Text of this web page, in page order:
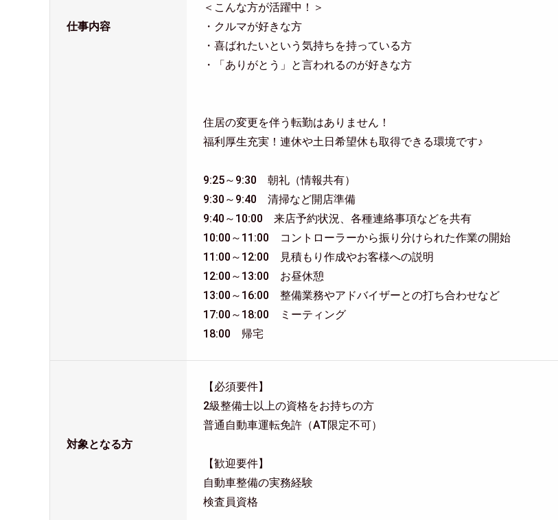
仕事内容
＜こんな方が活躍中！＞
・クルマが好きな方
・喜ばれたいという気持ちを持っている方
・「ありがとう」と言われるのが好きな方
住居の変更を伴う転勤はありません！
福利厚生充実！連休や土日希望休も取得できる環境です♪
9:25～9:30 朝礼（情報共有）
9:30～9:40 清掃など開店準備
9:40～10:00 来店予約状況、各種連絡事項などを共有
10:00～11:00 コントローラーから振り分けられた作業の開始
11:00～12:00 見積もり作成やお客様への説明
12:00～13:00 お昼休憩
13:00～16:00 整備業務やアドバイザーとの打ち合わせなど
17:00～18:00 ミーティング
18:00 帰宅
対象となる方
【必須要件】
2級整備士以上の資格をお持ちの方
普通自動車運転免許（AT限定不可）
【歓迎要件】
自動車整備の実務経験
検査員資格